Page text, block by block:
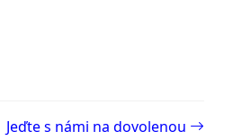
Jeďte s námi na dovolenou